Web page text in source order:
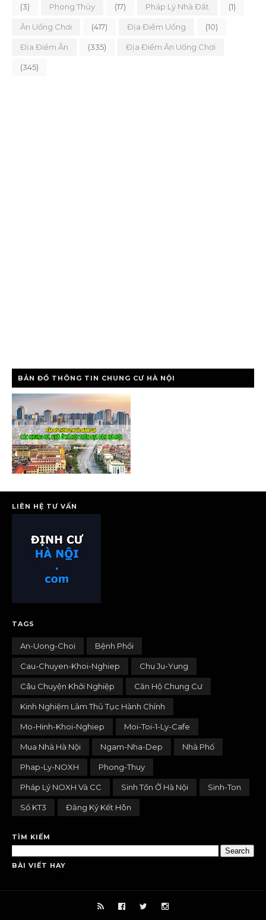
(3) Phong Thủy (17) Pháp Lý Nhà Đất (1)
Ăn Uống Chơi (417) Địa Điểm Uống (10)
Địa Điểm Ăn (335) Địa Điểm Ăn Uống Chơi
(345)
BẢN ĐỒ THÔNG TIN CHUNG CƯ HÀ NỘI
LIÊN HỆ TƯ VẤN
TAGS
An-Uong-Choi Bệnh Phổi
Cau-Chuyen-Khoi-Nghiep Chu Ju-Yung
Câu Chuyện Khởi Nghiệp Căn Hộ Chung Cư
Kinh Nghiệm Làm Thủ Tục Hành Chính
Mo-Hinh-Khoi-Nghiep Moi-Toi-1-Ly-Cafe
Mua Nhà Hà Nội Ngam-Nha-Dep Nhà Phố
Phap-Ly-NOXH Phong-Thuy
Pháp Lý NOXH Và CC Sinh Tồn Ở Hà Nội Sinh-Ton
Sổ KT3 Đăng Ký Kết Hôn
TÌM KIẾM
BÀI VIẾT HAY